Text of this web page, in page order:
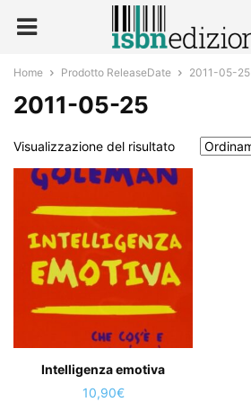
Home Prodotto ReleaseDate 2011-05-25
2011-05-25
Visualizzazione del risultato
Intelligenza emotiva
10,90€